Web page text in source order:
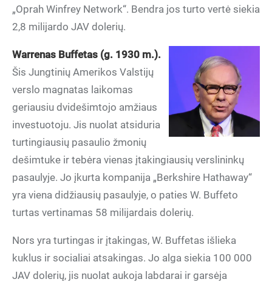
„Oprah Winfrey Network“. Bendra jos turto vertė siekia
2,8 milijardo JAV dolerių.
Warrenas Buffetas (g. 1930 m.).
Šis Jungtinių Amerikos Valstijų
verslo magnatas laikomas
geriausiu dvidešimtojo amžiaus
investuotoju. Jis nuolat atsiduria
turtingiausių pasaulio žmonių
dešimtuke ir tebėra vienas įtakingiausių verslininkų
pasaulyje. Jo įkurta kompanija „Berkshire Hathaway“
yra viena didžiausių pasaulyje, o paties W. Buffeto
turtas vertinamas 58 milijardais dolerių.
Nors yra turtingas ir įtakingas, W. Buffetas išlieka
kuklus ir socialiai atsakingas. Jo alga siekia 100 000
JAV dolerių, jis nuolat aukoja labdarai ir garsėja